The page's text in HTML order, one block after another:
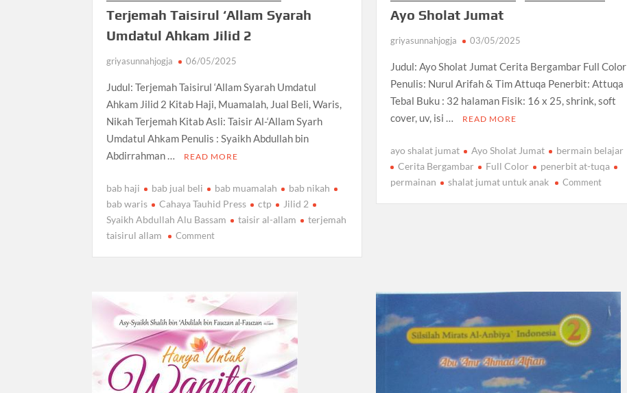
Terjemah Taisirul ‘Allam Syarah
Umdatul Ahkam Jilid 2
griyasunnahjogja 06/05/2025
Judul: Terjemah Taisirul ‘Allam Syarah Umdatul
Ahkam Jilid 2 Kitab Haji, Muamalah, Jual Beli, Waris,
Nikah Terjemah Kitab Asli: Taisir Al-‘Allam Syarh
Umdatul Ahkam Penulis : Syaikh Abdullah bin
Abdirrahman …
READ MORE
bab haji bab jual beli bab muamalah
bab nikah
bab waris
Cahaya Tauhid Press ctp
Jilid 2
Syaikh Abdullah Alu Bassam
taisir al-allam
terjemah
taisirul allam
Commenton
Umdatul
Ahkam
Jilid
2
Ayo Sholat Jumat
griyasunnahjogja 03/05/2025
Judul: Ayo Sholat Jumat Cerita Bergambar Full Color
Penulis: Nurul Arifah & Tim Attuqa Penerbit: Attuqa
Tebal Buku : 32 halaman Fisik: 16 x 25, shrink, soft
cover, uv, isi …
READ MORE
ayo shalat jumat Ayo Sholat Jumat
bermain belajar
Cerita Bergambar
Full Color
penerbit at-tuqa
permainan
shalat jumat untuk anak Commenton